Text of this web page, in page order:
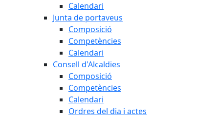
Calendari
Junta de portaveus
Composició
Competències
Calendari
Consell d'Alcaldies
Composició
Competències
Calendari
Ordres del dia i actes